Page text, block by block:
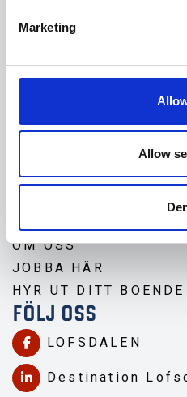
Marketing
Allow
HÖGBÄCKSVÄGEN 3
OM LOFSDALEN
MIN SIDA
OM OSS
JOBBA HÄR
HYR UT DITT BOENDE
FÖLJ OSS
LOFSDALEN
Destination